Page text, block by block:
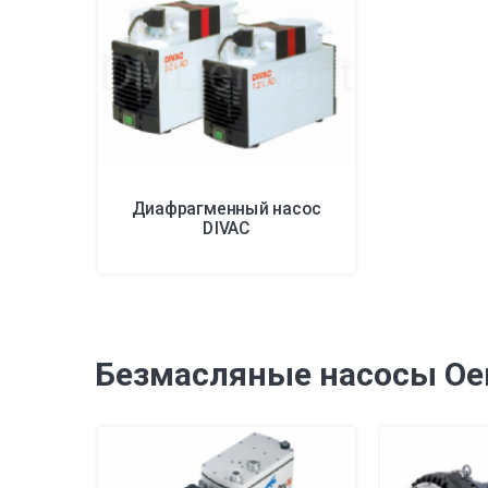
Диафрагменный насос
DIVAC
Безмасляные насосы